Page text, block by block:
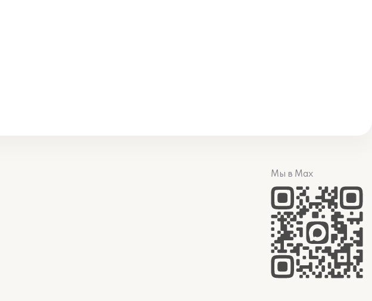
Мы в Max